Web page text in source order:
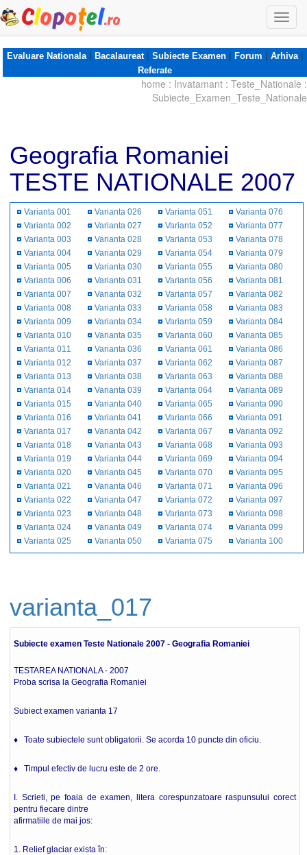
Evaluare Nationala| Bacalaureat| Subiecte Examen| Forum | Arhiva|
Referate
home : Invatamant : Teste_Nationale :
Subiecte_Examen_Teste_Nationale
Geografia Romaniei
TESTE NATIONALE 2007
Varianta 001
Varianta 002
Varianta 003
Varianta 004
Varianta 005
Varianta 006
Varianta 007
Varianta 008
Varianta 009
Varianta 010
Varianta 011
Varianta 012
Varianta 013
Varianta 014
Varianta 015
Varianta 016
Varianta 017
Varianta 018
Varianta 019
Varianta 020
Varianta 021
Varianta 022
Varianta 023
Varianta 024
Varianta 025
Varianta 026
Varianta 027
Varianta 028
Varianta 029
Varianta 030
Varianta 031
Varianta 032
Varianta 033
Varianta 034
Varianta 035
Varianta 036
Varianta 037
Varianta 038
Varianta 039
Varianta 040
Varianta 041
Varianta 042
Varianta 043
Varianta 044
Varianta 045
Varianta 046
Varianta 047
Varianta 048
Varianta 049
Varianta 050
Varianta 051
Varianta 052
Varianta 053
Varianta 054
Varianta 055
Varianta 056
Varianta 057
Varianta 058
Varianta 059
Varianta 060
Varianta 061
Varianta 062
Varianta 063
Varianta 064
Varianta 065
Varianta 066
Varianta 067
Varianta 068
Varianta 069
Varianta 070
Varianta 071
Varianta 072
Varianta 073
Varianta 074
Varianta 075
Varianta 076
Varianta 077
Varianta 078
Varianta 079
Varianta 080
Varianta 081
Varianta 082
Varianta 083
Varianta 084
Varianta 085
Varianta 086
Varianta 087
Varianta 088
Varianta 089
Varianta 090
Varianta 091
Varianta 092
Varianta 093
Varianta 094
Varianta 095
Varianta 096
Varianta 097
Varianta 098
Varianta 099
Varianta 100
varianta_017
Subiecte examen Teste Nationale 2007 - Geografia Romaniei
TESTAREA NATIONALA - 2007
Proba scrisa la Geografia Romaniei
Subiect examen varianta 17
♦ Toate subiectele sunt obligatorii. Se acorda 10 puncte din oficiu.
♦ Timpul efectiv de lucru este de 2 ore.
I. Scrieti, pe foaia de examen, litera corespunzatoare raspunsului corect
pentru fiecare dintre
afirmatiile de mai jos:
1. Relief glaciar exista în: